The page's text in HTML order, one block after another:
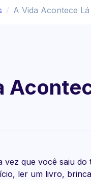
A Vida Acontece
vez que você saiu
ler um livro,